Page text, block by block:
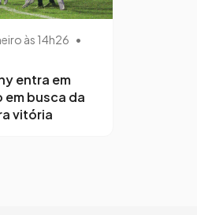
às 14h26 •
entra em
em busca da
vitória